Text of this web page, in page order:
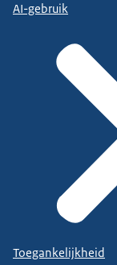
AI-gebruik
Toegankelijkheid